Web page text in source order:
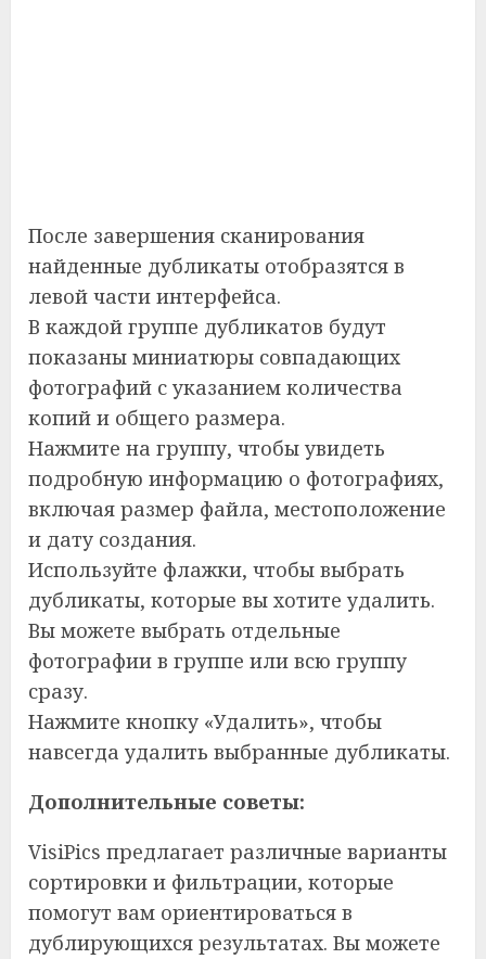
После завершения сканирования
найденные дубликаты отобразятся в
левой части интерфейса.
В каждой группе дубликатов будут
показаны миниатюры совпадающих
фотографий с указанием количества
копий и общего размера.
Нажмите на группу, чтобы увидеть
подробную информацию о фотографиях,
включая размер файла, местоположение
и дату создания.
Используйте флажки, чтобы выбрать
дубликаты, которые вы хотите удалить.
Вы можете выбрать отдельные
фотографии в группе или всю группу
сразу.
Нажмите кнопку «Удалить», чтобы
навсегда удалить выбранные дубликаты.
Дополнительные советы:
VisiPics предлагает различные варианты
сортировки и фильтрации, которые
помогут вам ориентироваться в
дублирующихся результатах. Вы можете